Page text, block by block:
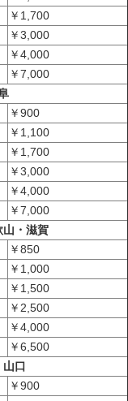
￥1,700
￥3,000
￥4,000
￥7,000
￥900
￥1,100
￥1,700
￥3,000
￥4,000
￥7,000
山・滋賀
￥850
￥1,000
￥1,500
￥2,500
￥4,000
￥6,500
山口
￥900